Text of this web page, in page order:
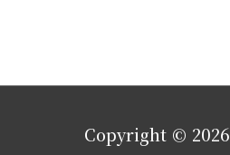
Copyright © 2026